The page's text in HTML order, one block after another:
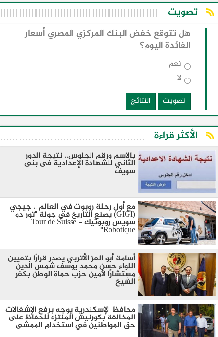
تصويت
هل تتوقع خفض البنك المركزي المصري أسعار
الفائدة اليوم؟
نعم
لا
تصويت
النتائج
الأكثر قراءة
بالاسم ورقم الجلوس.. نتيجة الدور
الثاني للشهادة الإعدادية فى بنى
سويف
مع أول رحلة روبوت في العالم .. جيجي
(GIGI) يصنع التاريخ في جولة "تور دو
سويس روبوتيك - Tour de Suisse
Robotique"
أسامة أبو العز الأتربي يصدر قرارًا بتعيين
اللواء حسن محمد يوسف شمس الدين
مستشارًا لأمين حزب حماة الوطن بكفر
الشيخ
محافظ الإسكندرية يوجه برفع الإشغالات
المخالفة بكورنيش المنتزه للحفاظ على
حق المواطنين في استخدام الممشى